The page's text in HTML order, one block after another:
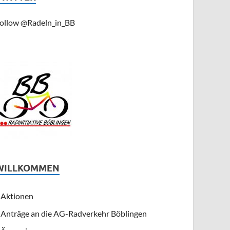
@Radeln_in_BB
Aktionen
Anträge an die AG-Radverkehr Böblingen